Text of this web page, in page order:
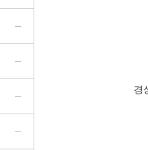
경